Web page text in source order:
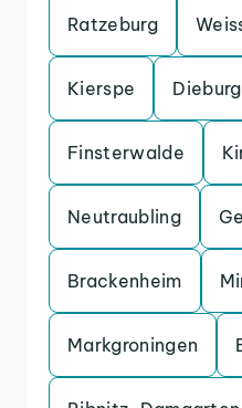
Ratzeburg
Kierspe Dieburg
Finsterwalde
Neutraubling
Brackenheim
Markgroningen